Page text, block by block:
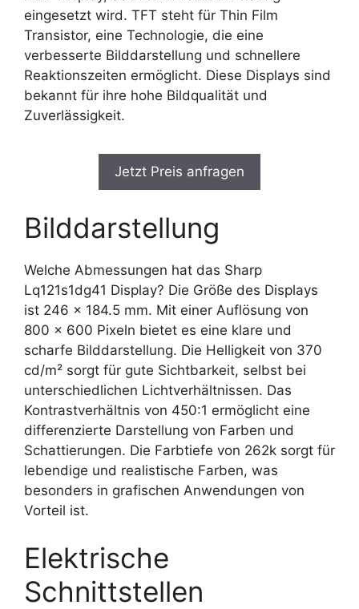
eingesetzt wird. TFT steht für Thin Film
Transistor, eine Technologie, die eine
verbesserte Bilddarstellung und schnellere
Reaktionszeiten ermöglicht. Diese Displays sind
bekannt für ihre hohe Bildqualität und
Zuverlässigkeit.
Jetzt Preis anfragen
Bilddarstellung
Welche Abmessungen hat das Sharp
Lq121s1dg41 Display? Die Größe des Displays
ist 246 x 184.5 mm. Mit einer Auflösung von
800 x 600 Pixeln bietet es eine klare und
scharfe Bilddarstellung. Die Helligkeit von 370
cd/m² sorgt für gute Sichtbarkeit, selbst bei
unterschiedlichen Lichtverhältnissen. Das
Kontrastverhältnis von 450:1 ermöglicht eine
differenzierte Darstellung von Farben und
Schattierungen. Die Farbtiefe von 262k sorgt für
lebendige und realistische Farben, was
besonders in grafischen Anwendungen von
Vorteil ist.
Elektrische
Schnittstellen